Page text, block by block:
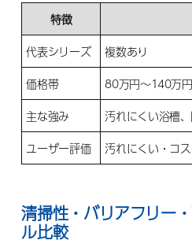
特徴
代表シリーズ
複数あり
価格帯
80万円〜140万円
主な強み
汚れにくい浴槽
ユーザー評価
汚れにくい・コ
清掃性・バリアフリー
ル比較